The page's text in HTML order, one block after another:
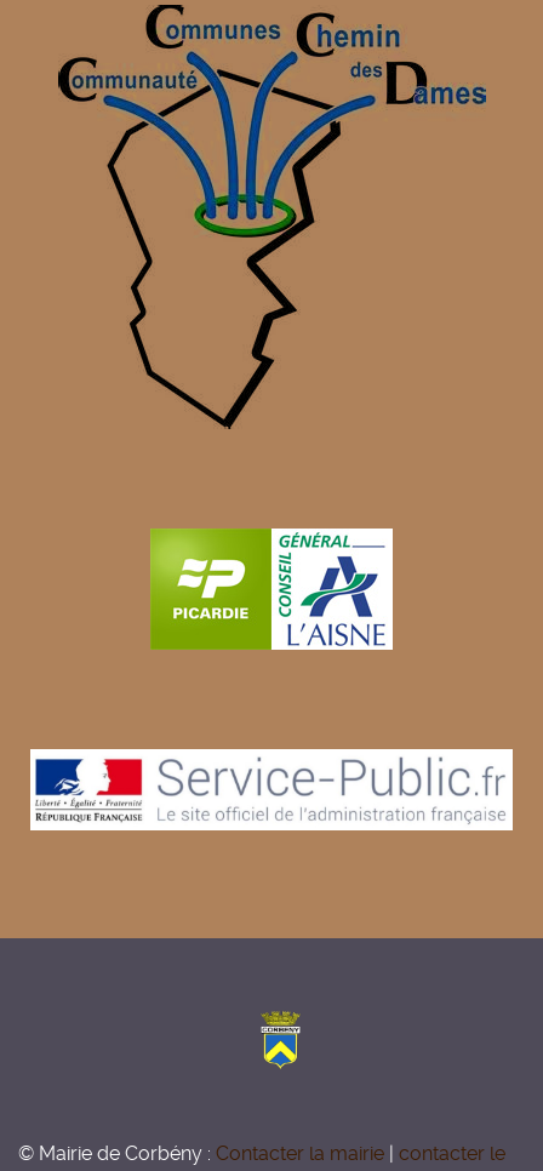
© Mairie de Corbény : Contacter la mairie | contacter le